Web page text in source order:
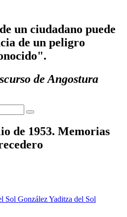
un ciudadano puede
de un peligro
de Angostura
de 1953. Memorias
Yaditza del Sol